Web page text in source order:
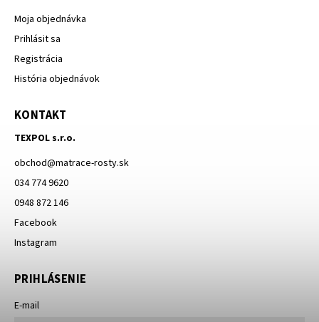
Moja objednávka
Prihlásit sa
Registrácia
História objednávok
KONTAKT
TEXPOL s.r.o.
obchod@matrace-rosty.sk
034 774 9620
0948 872 146
Facebook
Instagram
PRIHLÁSENIE
E-mail